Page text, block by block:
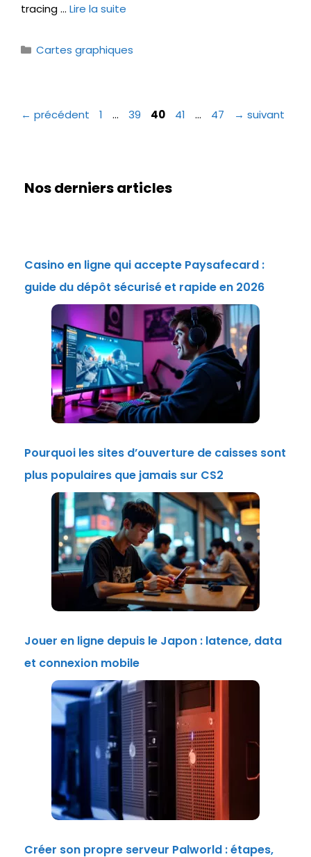
tracing … Lire la suite
Catégories
Cartes graphiques
← précédent Page
1 … Page
39 Page
40 Page
41 … Page
47 → suivant
Nos derniers articles
Casino en ligne qui accepte Paysafecard :
guide du dépôt sécurisé et rapide en 2026
Pourquoi les sites d’ouverture de caisses sont
plus populaires que jamais sur CS2
Jouer en ligne depuis le Japon : latence, data
et connexion mobile
Créer son propre serveur Palworld : étapes,